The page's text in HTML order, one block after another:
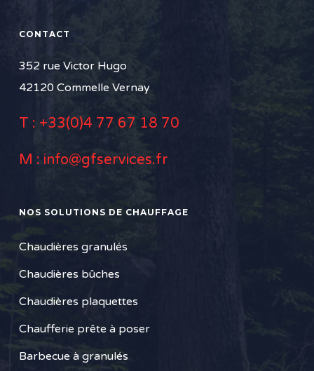
CONTACT
352 rue Victor Hugo
42120 Commelle Vernay
T : +33(0)4 77 67 18 70
M : info@gfservices.fr
NOS SOLUTIONS DE CHAUFFAGE
Chaudières granulés
Chaudières bûches
Chaudières plaquettes
Chaufferie prête à poser
Barbecue à granulés